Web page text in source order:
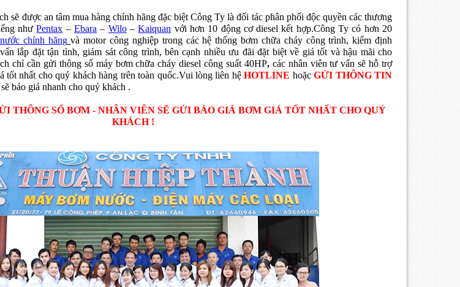
sẽ được an tâm mua hàng chính hãng đặc biệt Công Ty là đối tác phân phối độc quyền các thương
nhưPentax –Ebara – Wilo–Kaiquan với hơn 10 động cơ diesel kết hợp.Công Ty có hơn 20
chính hãng và motor công nghiệp trong các hệ thống bơm chữa cháy công trình, kiểm định
lắp đặt tận tình, giám sát công trình, bên cạnh nhiều ưu đãi đặt biệt về giá tốt và hậu mãi cho
chỉ cần gửi thông số máy bơm chữa cháy diesel công suất 40HP,các nhân viên tư vấn sẽ hỗ trợ
tốt nhất cho quý khách hàng trên toàn quốc.Vui lòng liên hệHOTLINE hoặcGỬI THÔNG TIN
báo giá nhanh cho quý khách .
THÔNG SỐ BƠM - NHÂN VIÊN SẼ GỬI BÁO GIÁ BƠM GIÁ TỐT NHẤT CHO QUÝ
KHÁCH !